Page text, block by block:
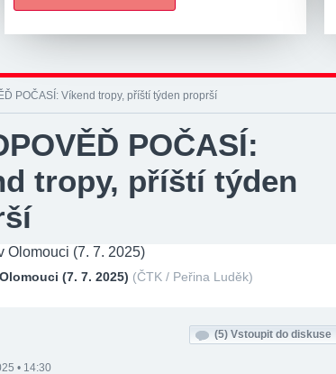
POČASÍ: Víkend tropy, příští týden proprší
POČASÍ:
tropy, příští týden
(7. 7. 2025) (ČTK / Peřina Luděk)
(5) Vstoupit do diskuse
• 14:30